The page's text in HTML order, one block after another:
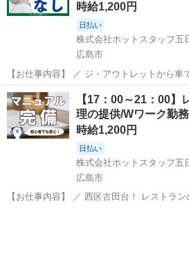
時給1,200円
日払い
株式会社ホットスタッフ五
広島市
【お仕事内容】 ／ ジ・アウトレットから車
ルスタッフ☆ ＼ ★こんな魅力がいっぱい★ ・4時間だけ×残業なし！
・Wワークや扶養内での勤務OK！ ・格安でオシャレなまかないが食
べれる！ ...
広島 広島市
【17：00～21：00】
理の提供/Wワーク勤
時給1,200円
日払い
株式会社ホットスタッフ五
広島市
【お仕事内容】 ／ 西区古田台！ レストラ